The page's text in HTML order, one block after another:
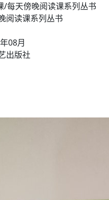
/每天傍晚阅读课系列丛书
阅读课系列丛书
08月
出版社